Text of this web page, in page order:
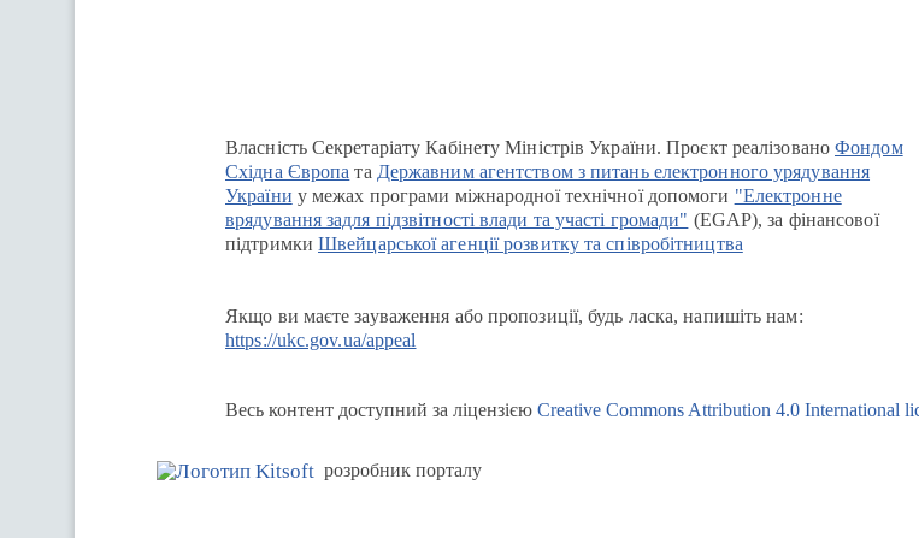
Власність Секретаріату Кабінету Міністрів України. Проєкт реалізованоФондом
Східна Європа та Державним агентством з питань електронного урядування
України у межах програми міжнародної технічної допомоги "Електронне
врядування задля підзвітності влади та участі громади" (EGAP), за фінансової
підтримки Швейцарської агенції розвитку та співробітництва
Якщо ви маєте зауваження або пропозиції, будь ласка, напишіть нам:
https://ukc.gov.ua/appeal
Весь контент доступний за ліцензією Creative Commons Attribution 4.0 International
розробник порталу